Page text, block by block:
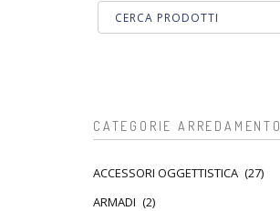
CATEGORIE ARREDAMENTO
ACCESSORI OGGETTISTICA (27)
ARMADI (2)